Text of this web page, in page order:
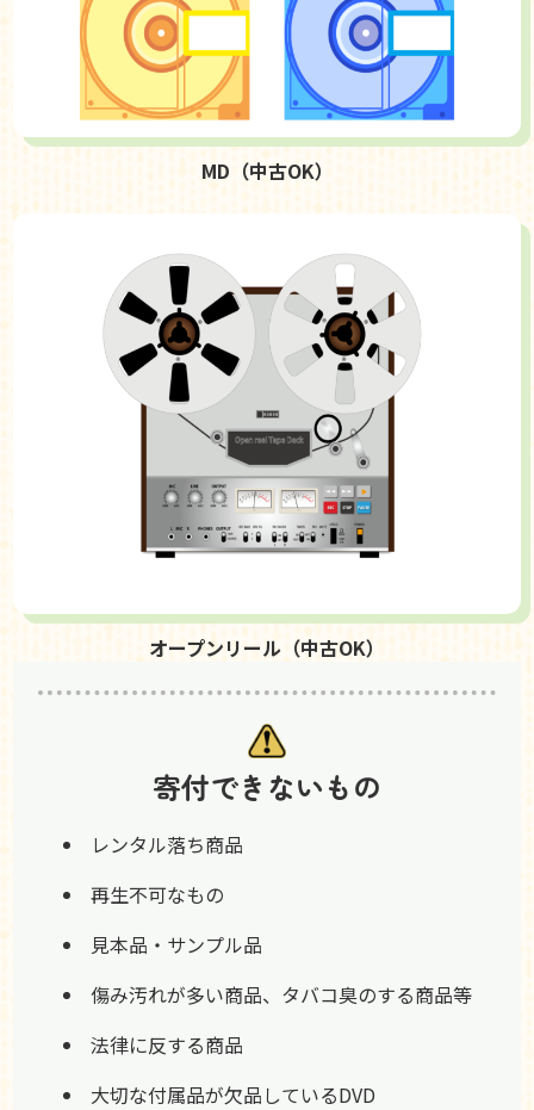
MD（中古OK）
オープンリール（中古OK）
寄付できないもの
レンタル落ち商品
再生不可なもの
見本品・サンプル品
傷み汚れが多い商品、タバコ臭のする商品等
法律に反する商品
大切な付属品が欠品しているDVD